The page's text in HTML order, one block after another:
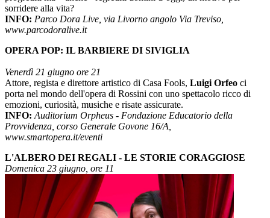
sorridere alla vita?
INFO: Parco Dora Live, via Livorno angolo Via Treviso,
www.parcodoralive.it
OPERA POP: IL BARBIERE DI SIVIGLIA
Venerdì 21 giugno ore 21
Attore, regista e direttore artistico di Casa Fools, Luigi Orfeo ci
porta nel mondo dell'opera di Rossini con uno spettacolo ricco di
emozioni, curiosità, musiche e risate assicurate.
INFO: Auditorium Orpheus - Fondazione Educatorio della
Provvidenza, corso Generale Govone 16/A,
www.smartopera.it/eventi
L'ALBERO DEI REGALI - LE STORIE CORAGGIOSE
Domenica 23 giugno, ore 11